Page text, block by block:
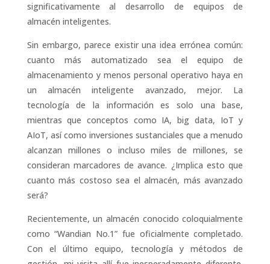
significativamente al desarrollo de equipos de
almacén inteligentes.
Sin embargo, parece existir una idea errónea común:
cuanto más automatizado sea el equipo de
almacenamiento y menos personal operativo haya en
un almacén inteligente avanzado, mejor. La
tecnología de la información es solo una base,
mientras que conceptos como IA, big data, IoT y
AIoT, así como inversiones sustanciales que a menudo
alcanzan millones o incluso miles de millones, se
consideran marcadores de avance. ¿Implica esto que
cuanto más costoso sea el almacén, más avanzado
será?
Recientemente, un almacén conocido coloquialmente
como “Wandian No.1” fue oficialmente completado.
Con el último equipo, tecnología y métodos de